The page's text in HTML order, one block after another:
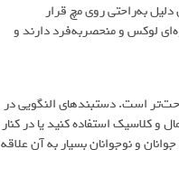
به‌راحتی روی مچ قرار
لوکس و منحصر‌به‌فرد دارند و
است. دستبندهای النگویی در
و کلاسیک استفاده کنید یا در کنار
و نوجوانان بسیار به آن علاقه